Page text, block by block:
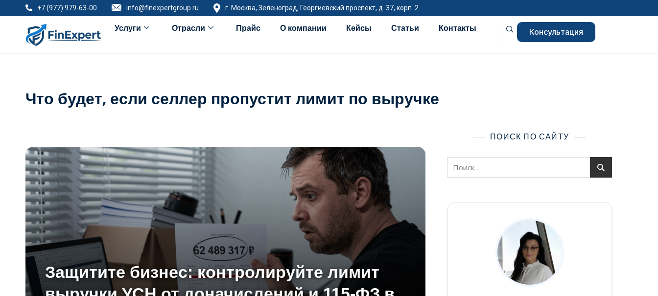
+7 (977) 979-63-00 info@finexpertgroup.ru г. Москва, Зеленоград, Георгиевский проспект, д. 37, корп. 2.
Услуги Отрасли Прайс О компании Кейсы Статьи Контакты Консультация
Что будет, если селлер пропустит лимит по выручке
Защитите бизнес: контролируйте лимит
ПОИСК ПО САЙТУ